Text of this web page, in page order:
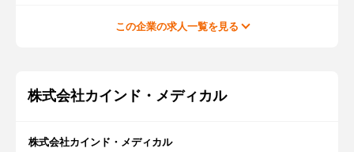
この企業の求人一覧を見る
株式会社カインド・メディカル
株式会社カインド・メディカル